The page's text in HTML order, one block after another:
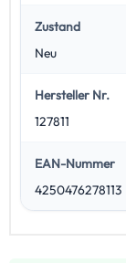
Zustand
Neu
Hersteller Nr.
127811
EAN-Nummer
4250476278113